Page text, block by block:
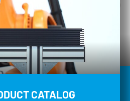
CATALOG